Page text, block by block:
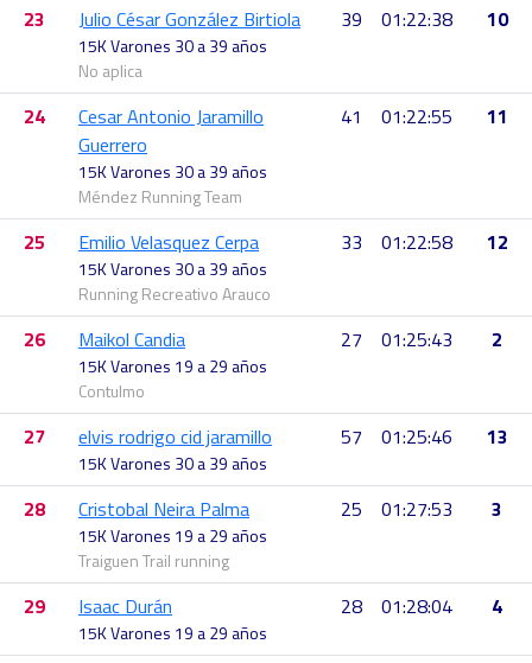
23 Julio César González Birtiola
15K Varones 30 a 39 años
No aplica
39 01:22:38 10
24
Cesar Antonio Jaramillo
Guerrero
15K Varones 30 a 39 años
Méndez Running Team
41 01:22:55 11
25 Emilio Velasquez Cerpa
15K Varones 30 a 39 años
Running Recreativo Arauco
33 01:22:58 12
26 Maikol Candia
15K Varones 19 a 29 años
Contulmo
27 01:25:43 2
27 elvis rodrigo cid jaramillo
15K Varones 30 a 39 años
57 01:25:46 13
28 Cristobal Neira Palma
15K Varones 19 a 29 años
Traiguen Trail running
25 01:27:53 3
29 Isaac Durán
15K Varones 19 a 29 años
28 01:28:04 4